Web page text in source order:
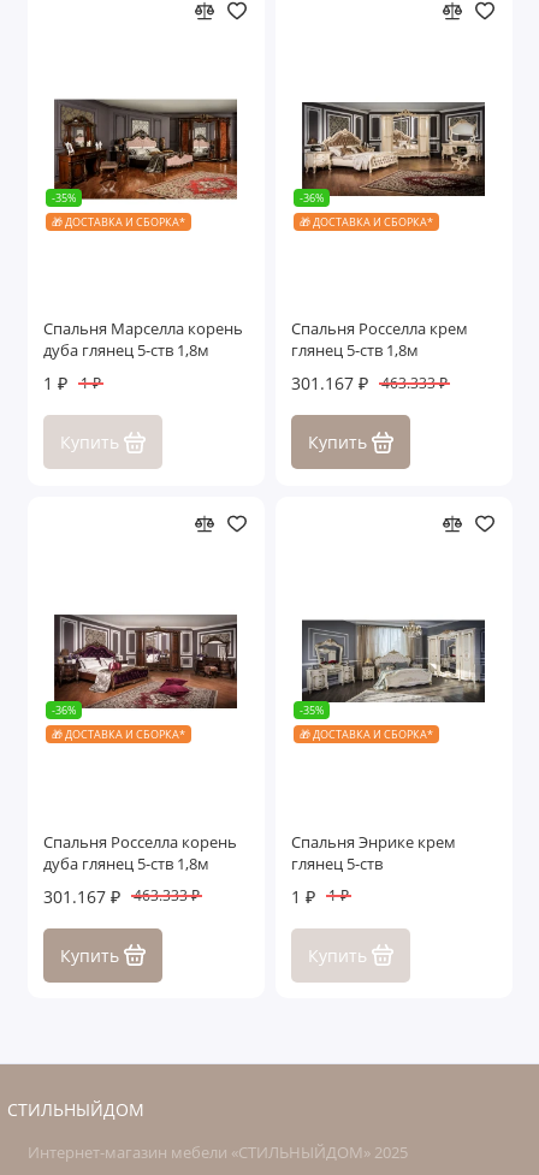
-35%
🎁 ДОСТАВКА И СБОРКА*
Спальня Марселла корень
дуба глянец 5-ств 1,8м
1 ₽ 1 ₽
Купить
-36%
🎁 ДОСТАВКА И СБОРКА*
Спальня Росселла крем
глянец 5-ств 1,8м
301.167 ₽ 463.333 ₽
Купить
-36%
🎁 ДОСТАВКА И СБОРКА*
Спальня Росселла корень
дуба глянец 5-ств 1,8м
301.167 ₽ 463.333 ₽
Купить
-35%
🎁 ДОСТАВКА И СБОРКА*
Спальня Энрике крем
глянец 5-ств
1 ₽ 1 ₽
Купить
СТИЛЬНЫЙДОМ
Интернет-магазин мебели «СТИЛЬНЫЙДОМ» 2025